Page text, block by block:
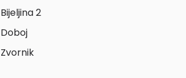
Bijeljina 2
Doboj
Zvornik